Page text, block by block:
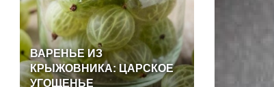
ВАРЕНЬЕИЗ
КРЫЖОВНИКА:ЦАРСКОЕ
УГОЩЕНЬЕ